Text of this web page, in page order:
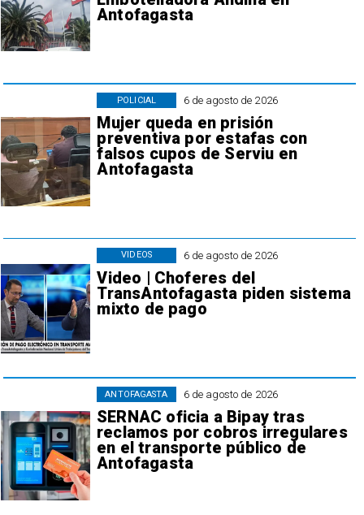
Antofagasta
6 de agosto de 2026
Mujer queda en prisión
preventiva por estafas con
falsos cupos de Serviu en
Antofagasta
POLICIAL
6 de agosto de 2026
Video | Choferes del
TransAntofagasta piden sistema
mixto de pago
VIDEOS
6 de agosto de 2026
SERNAC oficia a Bipay tras
reclamos por cobros irregulares
en el transporte público de
Antofagasta
ANTOFAGASTA